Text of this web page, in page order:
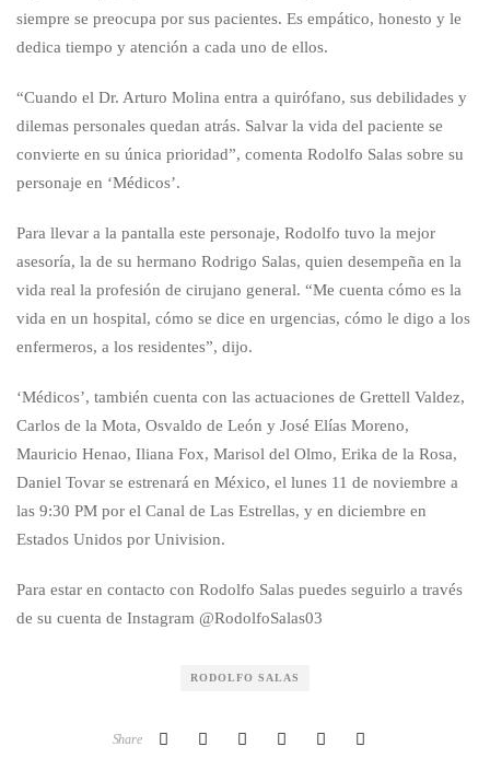
siempre se preocupa por sus pacientes. Es empático, honesto y le
dedica tiempo y atención a cada uno de ellos.
“Cuando el Dr. Arturo Molina entra a quirófano, sus debilidades y
dilemas personales quedan atrás. Salvar la vida del paciente se
convierte en su única prioridad”, comenta Rodolfo Salas sobre su
personaje en ‘Médicos’.
Para llevar a la pantalla este personaje, Rodolfo tuvo la mejor
asesoría, la de su hermano Rodrigo Salas, quien desempeña en la
vida real la profesión de cirujano general. “Me cuenta cómo es la
vida en un hospital, cómo se dice en urgencias, cómo le digo a los
enfermeros, a los residentes”, dijo.
‘Médicos’, también cuenta con las actuaciones de Grettell Valdez,
Carlos de la Mota, Osvaldo de León y José Elías Moreno,
Mauricio Henao, Iliana Fox, Marisol del Olmo, Erika de la Rosa,
Daniel Tovar se estrenará en México, el lunes 11 de noviembre a
las 9:30 PM por el Canal de Las Estrellas, y en diciembre en
Estados Unidos por Univision.
Para estar en contacto con Rodolfo Salas puedes seguirlo a través
de su cuenta de Instagram @RodolfoSalas03
RODOLFO SALAS
Share